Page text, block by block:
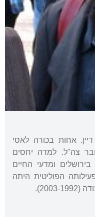
אחות בכורה לאסי
צה"ל. למדה יחסים
ומדעי החיים
הפוליטית היתה